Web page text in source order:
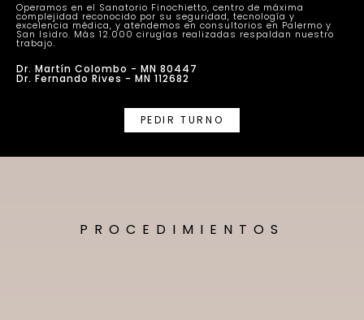
Operamos en el Sanatorio Finochietto, centro de máxima
complejidad reconocido por su seguridad, tecnología y
excelencia médica, y atendemos en consultorios en Palermo y
San Isidro. Más 12.000 cirugías realizadas respaldan nuestro
trabajo.
Dr. Martín Colombo - MN 80447
Dr. Fernando Rives - MN 112682
PEDIR TURNO
PROCEDIMIENTOS